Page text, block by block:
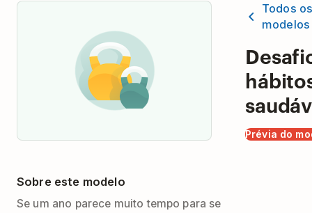
Todos
modelos
Prévia do
Sobre este modelo
Se um ano parece muito tempo para se